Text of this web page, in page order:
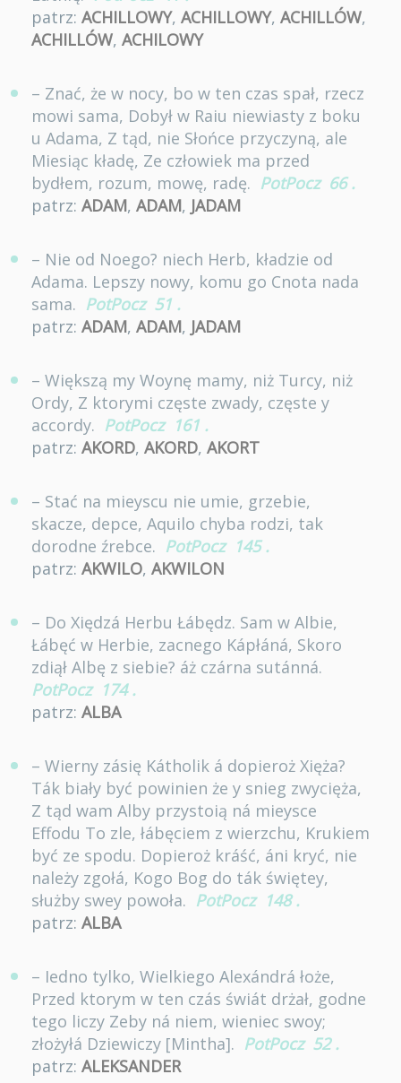
patrz: ACHILLOWY, ACHILLOWY, ACHILLÓW,
ACHILLÓW, ACHILOWY
– Znać, że w nocy, bo w ten czas spał, rzecz
mowi sama, Dobył w Raiu niewiasty z boku
u Adama, Z tąd, nie Słońce przyczyną, ale
Miesiąc kładę, Ze człowiek ma przed
bydłem, rozum, mowę, radę. PotPocz 66 .
patrz: ADAM, ADAM, JADAM
– Nie od Noego? niech Herb, kładzie od
Adama. Lepszy nowy, komu go Cnota nada
sama. PotPocz 51 .
patrz: ADAM, ADAM, JADAM
– Większą my Woynę mamy, niż Turcy, niż
Ordy, Z ktorymi częste zwady, częste y
accordy. PotPocz 161 .
patrz: AKORD, AKORD, AKORT
– Stać na mieyscu nie umie, grzebie,
skacze, depce, Aquilo chyba rodzi, tak
dorodne źrebce. PotPocz 145 .
patrz: AKWILO, AKWILON
– Do Xiędzá Herbu Łábędz. Sam w Albie,
Łábęć w Herbie, zacnego Kápłáná, Skoro
zdiął Albę z siebie? áż czárna sutánná.
PotPocz 174 .
patrz: ALBA
– Wierny zásię Kátholik á dopieroż Xięża?
Ták biały być powinien że y snieg zwycięża,
Z tąd wam Alby przystoią ná mieysce
Effodu To zle, łábęciem z wierzchu, Krukiem
być ze spodu. Dopieroż kráść, áni kryć, nie
należy zgołá, Kogo Bog do ták świętey,
służby swey powoła. PotPocz 148 .
patrz: ALBA
– Iedno tylko, Wielkiego Alexándrá łoże,
Przed ktorym w ten czás świát drżał, godne
tego liczy Zeby ná niem, wieniec swoy;
złożyłá Dziewiczy [Mintha]. PotPocz 52 .
patrz: ALEKSANDER